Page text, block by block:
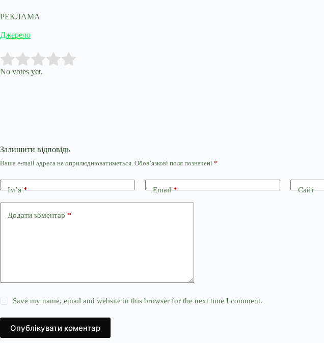
РЕКЛАМА
Джерело
Rate this item:
No votes yet.
Залишити відповідь
Ваша e-mail адреса не оприлюднюватиметься. Обов’язкові поля позначені *
Ім’я* Email* Сайт
Додати коментар *
Save my name, email and website in this browser for the next time I comment.
Опублікувати коментар